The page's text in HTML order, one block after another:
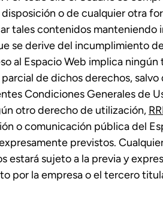
o de cualquier otra
tales contenidos manteniendo
se derive del incumplimiento
al Espacio Web implica
de dichos derechos, salvo
Condiciones Generales de
otro derecho de utilización,
o comunicación pública del
previstos.
estará sujeto a la previa y
por la empresa o el tercero